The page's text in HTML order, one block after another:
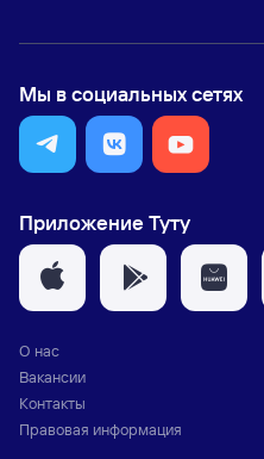
Мы в социальных сетях
Приложение Туту
О нас
Вакансии
Контакты
Правовая информация